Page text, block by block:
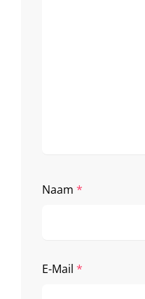
Naam *
E-Mail *